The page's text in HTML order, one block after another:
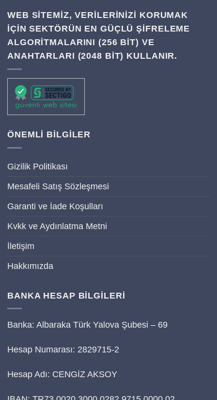
WEB SITEMIZ, VERILERINIZI KORUMAK
IÇIN SEKTÖRÜN EN GÜÇLÜ ŞIFRELEME
ALGORITMALARINI (256 BIT) VE
ANAHTARLARI (2048 BIT) KULLANIR.
ÖNEMLİ BİLGİLER
Gizilik Politikası
Mesafeli Satış Sözleşmesi
Garanti ve İade Koşulları
Kvkk ve Aydınlatma Metni
İletişim
Hakkımızda
BANKA HESAP BİLGİLERİ
Banka: Albaraka Türk Yalova Şubesi – 69
Hesap Numarası: 2829715-2
Hesap Adı: CENGİZ AKSOY